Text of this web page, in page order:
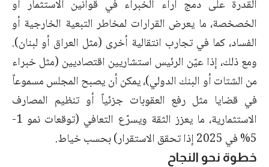
القدرة على دمج آراء الخبراء في قوانين الاستثمار أو
الخصخصة، ما يعرض القرارات لمخاطر التبعية الخارجية أو
الفساد، كما في تجارب انتقالية أخرى (مثل العراق أو لبنان).
ومع ذلك، إذا عيّن الرئيس استشاريين اقتصاديين (مثل خبراء
من الشتات أو البنك الدولي)، يمكن أن يصبح المجلس مسموعاً
في قضايا مثل رفع العقوبات جزئياً أو تنظيم المصارف
الاستثمارية، ما يعزز الثقة ويسرّع التعافي (توقعات نمو 1-
5% في 2025 إذا تحقق الاستقرار) بحسب خياط.
خطوة نحو النجاح